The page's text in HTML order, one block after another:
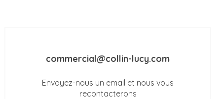
commercial@collin-lucy.com
Envoyez-nous un email et nous vous
recontacterons